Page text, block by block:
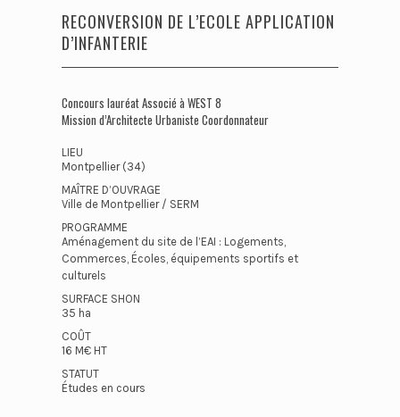
RECONVERSION DE L’ECOLE APPLICATION
D’INFANTERIE
Concours lauréat Associé à WEST 8
Mission d’Architecte Urbaniste Coordonnateur
LIEU
Montpellier (34)
MAÎTRE D’OUVRAGE
Ville de Montpellier / SERM
PROGRAMME
Aménagement du site de l’EAI : Logements,
Commerces, Écoles, équipements sportifs et
culturels
SURFACE SHON
35 ha
COÛT
16 M€ HT
STATUT
Études en cours